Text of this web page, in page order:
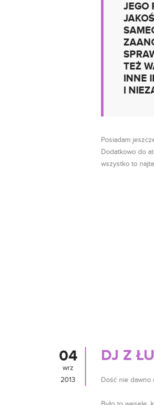
JEGO
TEŻ
INNE
I
Posiadam
Dodatkowo do
wszystko to
04
wrz
2013
DJ Z
Dość nie dawno